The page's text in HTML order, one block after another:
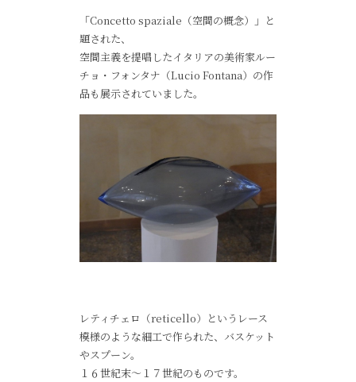
「Concetto spaziale（空間の概念）」と
題された、
空間主義を提唱したイタリアの美術家ルー
チョ・フォンタナ（Lucio Fontana）の作
品も展示されていました。
レティチェロ（reticello）というレース
模様のような細工で作られた、バスケット
やスプーン。
１６世紀末～１７世紀のものです。